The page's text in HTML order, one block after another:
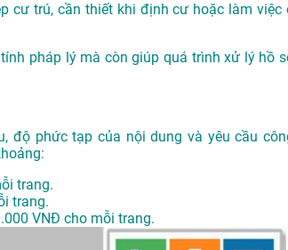
cư trú, cần thiết khi định cư hoặc làm việc
pháp lý mà còn giúp quá trình xử lý hồ
độ phức tạp của nội dung và yêu cầu
trang.
trang.
VNĐ cho mỗi trang.